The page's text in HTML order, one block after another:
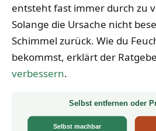
entsteht fast immer durch zu
Solange die Ursache nicht
Schimmel zurück. Wie du
bekommst, erklärt der
verbessern.
Selbst entfernen oder
Selbst machbar